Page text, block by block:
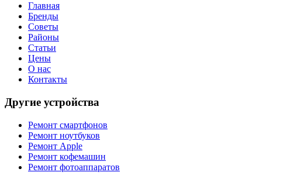
Главная
Бренды
Советы
Районы
Статьи
Цены
О нас
Контакты
Другие устройства
Ремонт смартфонов
Ремонт ноутбуков
Ремонт Apple
Ремонт кофемашин
Ремонт фотоаппаратов